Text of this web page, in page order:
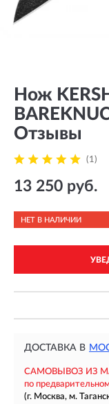
Нож
Отзывы
(1)
13 250 руб.
НЕТ В НАЛИЧИИ
ДОСТАВКА В
САМОВЫВОЗ ИЗ
по
(г. Москва, м.